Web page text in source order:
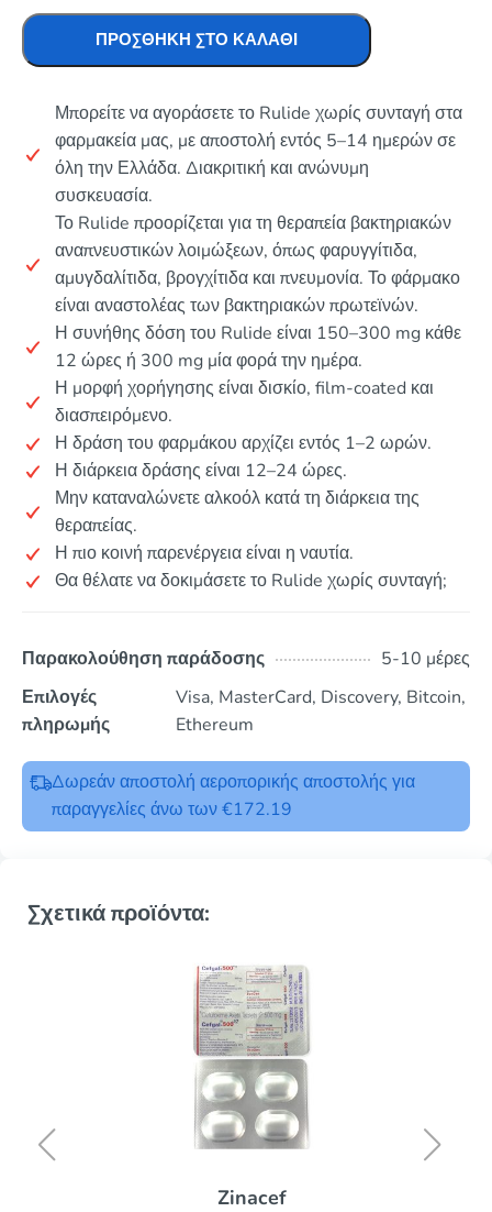
ΠΡΟΣΘΉΚΗ ΣΤΟ ΚΑΛΆΘΙ
Μπορείτε να αγοράσετε το Rulide χωρίς συνταγή στα
φαρμακεία μας, με αποστολή εντός 5–14 ημερών σε
όλη την Ελλάδα. Διακριτική και ανώνυμη
συσκευασία.
Το Rulide προορίζεται για τη θεραπεία βακτηριακών
αναπνευστικών λοιμώξεων, όπως φαρυγγίτιδα,
αμυγδαλίτιδα, βρογχίτιδα και πνευμονία. Το φάρμακο
είναι αναστολέας των βακτηριακών πρωτεϊνών.
Η συνήθης δόση του Rulide είναι 150–300 mg κάθε
12 ώρες ή 300 mg μία φορά την ημέρα.
Η μορφή χορήγησης είναι δισκίο, film-coated και
διασπειρόμενο.
Η δράση του φαρμάκου αρχίζει εντός 1–2 ωρών.
Η διάρκεια δράσης είναι 12–24 ώρες.
Μην καταναλώνετε αλκοόλ κατά τη διάρκεια της
θεραπείας.
Η πιο κοινή παρενέργεια είναι η ναυτία.
Θα θέλατε να δοκιμάσετε το Rulide χωρίς συνταγή;
Παρακολούθηση παράδοσης
5-10 μέρες
Επιλογές
πληρωμής
Visa, MasterCard, Discovery, Bitcoin,
Ethereum
Δωρεάν αποστολή αεροπορικής αποστολής για
παραγγελίες άνω των €172.19
Σχετικά προϊόντα:
Zinacef